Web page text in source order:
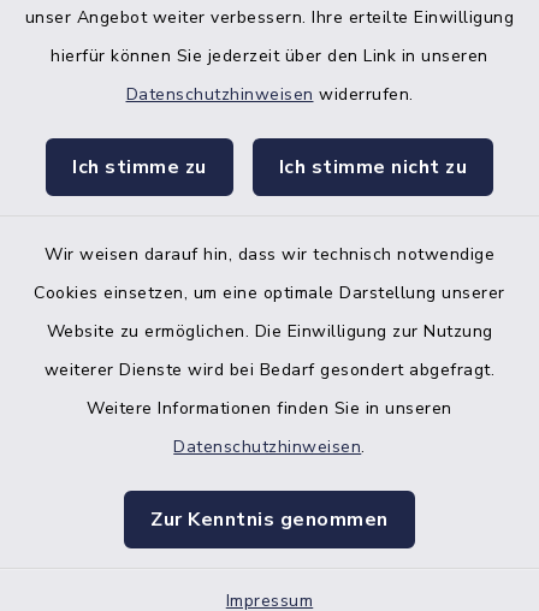
unser Angebot weiter verbessern. Ihre erteilte Einwilligung
hierfür können Sie jederzeit über den Link in unseren
Datenschutzhinweisen widerrufen.
Ich stimme zu Ich stimme nicht zu
Wir weisen darauf hin, dass wir technisch notwendige
Cookies einsetzen, um eine optimale Darstellung unserer
Website zu ermöglichen. Die Einwilligung zur Nutzung
weiterer Dienste wird bei Bedarf gesondert abgefragt.
Weitere Informationen finden Sie in unseren
Datenschutzhinweisen.
Zur Kenntnis genommen
Impressum
facebook
Bankverbindung der Amtskasse
Barrierefreiheit
Impressum
Sitemap